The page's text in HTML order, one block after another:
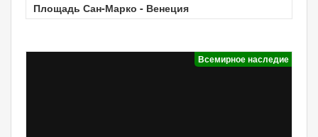
Площадь Сан-Марко - Венеция
Всемирное наследие